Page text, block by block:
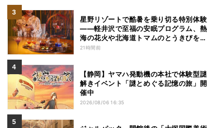
星野リゾートで酷暑を乗り切る特別体験
——軽井沢で至福の安眠プログラム、熱
海の花火や北海道トマムのとうきびを主
役にしたアフタヌーンティー
21時間前
【静岡】ヤマハ発動機の本社で体験型謎
解きイベント「謎とめぐる記憶の旅」開
催中
2026/08/06 16:35